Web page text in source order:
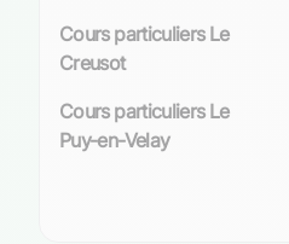
Cours particuliers Le
Creusot
Cours particuliers Le
Puy-en-Velay